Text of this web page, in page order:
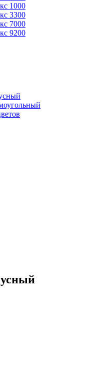
1000
3300
7000
9200